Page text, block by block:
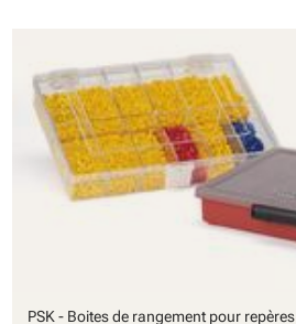
PSK - Boites de rangement pour repères